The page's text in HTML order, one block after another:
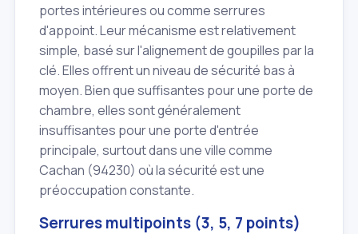
portes intérieures ou comme serrures
d'appoint. Leur mécanisme est relativement
simple, basé sur l'alignement de goupilles par la
clé. Elles offrent un niveau de sécurité bas à
moyen. Bien que suffisantes pour une porte de
chambre, elles sont généralement
insuffisantes pour une porte d'entrée
principale, surtout dans une ville comme
Cachan (94230) où la sécurité est une
préoccupation constante.
Serrures multipoints (3, 5, 7 points)